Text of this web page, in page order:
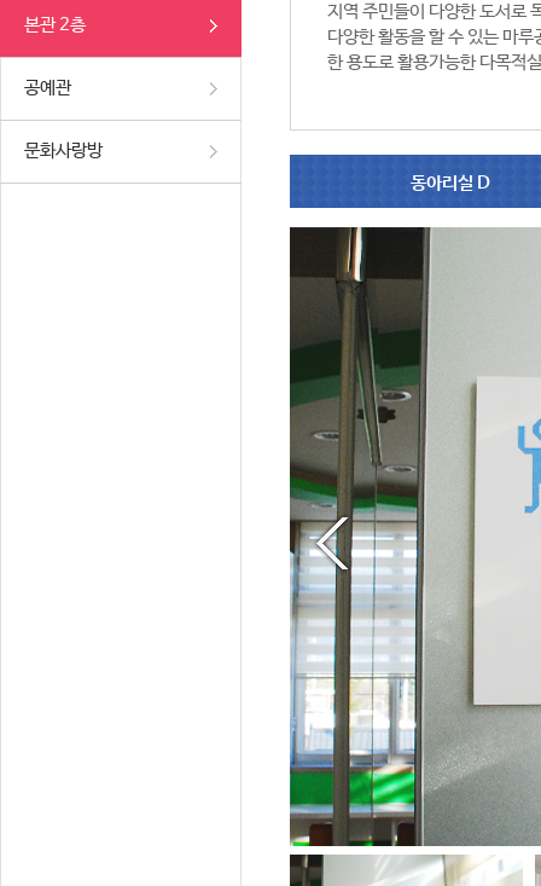
본관 2층
공예관
문화사랑방
지역 주민들이 다양한 도서로
다양한 활동을 할 수 있는 마
한 용도로 활용가능한 다목적
동아리실 D